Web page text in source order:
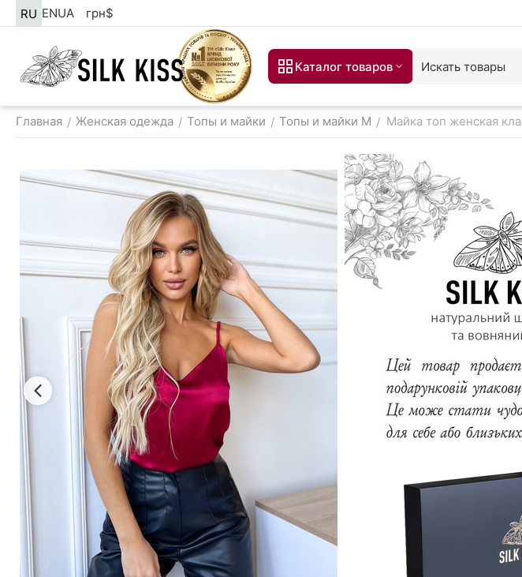
RU ENUA грн$
Каталог товаров
Главная / Женская одежда / Топы и майки / Топы и майки M / Майка топ женская